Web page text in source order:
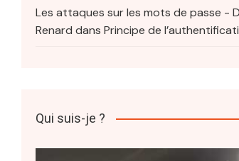
Les attaques sur les mots de passe -
Renard dans Principe de
Qui suis-je ?